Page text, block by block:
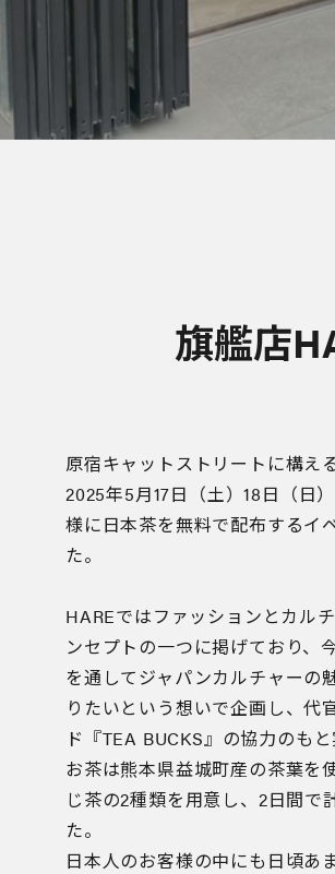
旗艦店
原宿キャットストリートに構え
2025年5月17日（土）18日（日
様に日本茶を無料で配布するイ
た。
HAREではファッションとカル
ンセプトの一つに掲げており、
を通してジャパンカルチャーの
りたいという想いで企画し、代
ド『TEA BUCKS』の協力のもと
お茶は熊本県益城町産の茶葉を
じ茶の2種類を用意し、2日間で
た。
日本人のお客様の中にも日頃あ